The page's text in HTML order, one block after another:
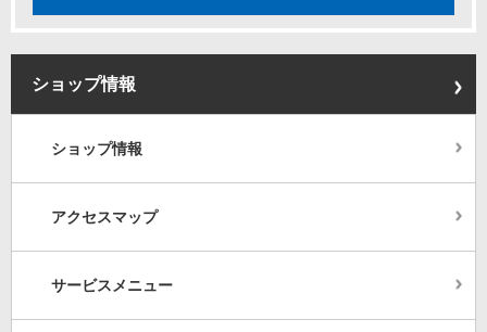
ショップ情報
ショップ情報
アクセスマップ
サービスメニュー